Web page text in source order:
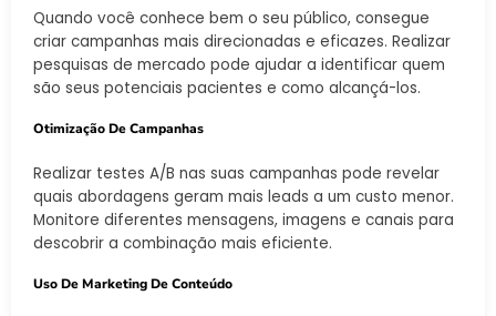
Quando você conhece bem o seu público, consegue
criar campanhas mais direcionadas e eficazes. Realizar
pesquisas de mercado pode ajudar a identificar quem
são seus potenciais pacientes e como alcançá-los.
Otimização De Campanhas
Realizar testes A/B nas suas campanhas pode revelar
quais abordagens geram mais leads a um custo menor.
Monitore diferentes mensagens, imagens e canais para
descobrir a combinação mais eficiente.
Uso De Marketing De Conteúdo